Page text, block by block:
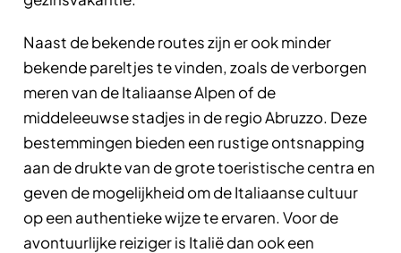
Naast de bekende routes zijn er ook minder
bekende pareltjes te vinden, zoals de verborgen
meren van de Italiaanse Alpen of de
middeleeuwse stadjes in de regio Abruzzo. Deze
bestemmingen bieden een rustige ontsnapping
aan de drukte van de grote toeristische centra en
geven de mogelijkheid om de Italiaanse cultuur
op een authentieke wijze te ervaren. Voor de
avontuurlijke reiziger is Italië dan ook een